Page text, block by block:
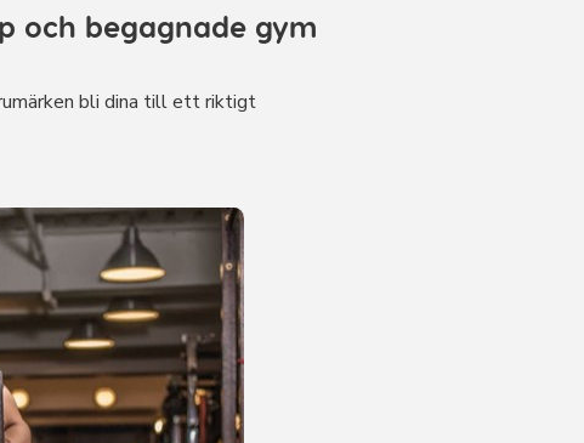
och begagnade gym
bli dina till ett riktigt